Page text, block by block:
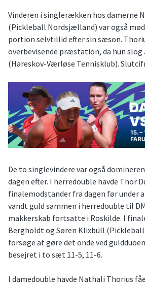
Vinderen i singlerækken hos damerne
(Pickleball Nordsjælland) var også
portion selvtillid efter sin sæson.
overbevisende præstation, da hun slog
(Hareskov-Værløse Tennisklub).
De to singlevindere var også
dagen efter. I herredouble havde Thor
finalemodstander fra dagen før under
vandt guld sammen i herredouble til
makkerskab fortsatte i Roskilde. I
Bergholdt og Søren Klixbüll (Pickleball
forsøge at gøre det onde ved
besejret i to sæt 11-5, 11-6.
I damedouble havde Nathali Thorius